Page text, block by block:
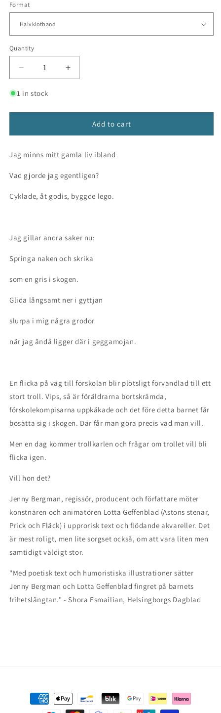
Format
Quantity
Decrease
quantity
for
är
som
trollet
Increase
quantity
är
som
trollet
1 in stock
Add to cart
Jag minns mitt gamla liv ibland
Vad gjorde jag egentligen?
Cyklade, åt godis, byggde lego.
Jag gillar andra saker nu:
Springa naken och skrika
som en gris i skogen.
Glida långsamt ner i gyttjan
slurpa i mig några grodor
när jag ändå ligger där i geggamojan.
En flicka på väg till förskolan blir plötsligt förvandlad till ett
stort troll. Vips, så är föräldrarna bortskrämda,
förskolekompisarna uppkäkade och det före detta barnet får
bosätta sig i skogen. Där får man göra precis vad man vill.
Men en dag kommer trollkarlen och frågar om trollet vill bli
flicka igen.
Vill hon det?
Jenny Bergman, regissör, producent och författare möter
konstnären och animatören Lotta Geffenblad (Astons stenar,
Prick och Fläck) i upprorisk text och flödande akvareller. Det
är mest roligt, men lite sorgset också, om att vara liten men
samtidigt väldigt stor.
"Med poetisk text och humoristiska illustrationer sätter
Jenny Bergman och Lotta Geffenblad fingret på barnets
frihetslängtan." - Shora Esmailian, Helsingborgs Dagblad
Payment
methods